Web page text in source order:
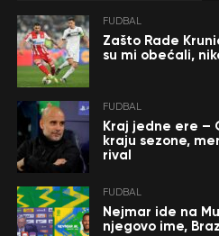
FUDBAL
Zašto Rade
su mi obećali,
FUDBAL
Kraj jedne ere –
kraju sezone,
rival
FUDBAL
Nejmar ide na
njegovo ime,